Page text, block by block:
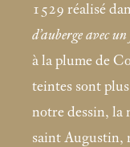
1529 réalisé
d’auberge avec
à la plume de
teintes sont
notre dessin, la
saint Augustin,